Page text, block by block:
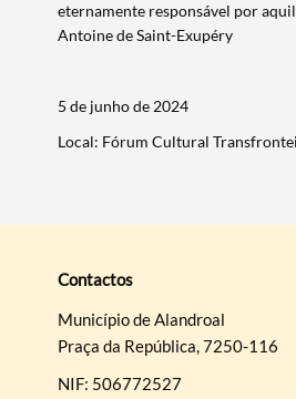
Categorias gerais
eternamente responsável por
Antoine de Saint-Exupéry
5 de junho de 2024
Local: Fórum Cultural
Contactos
Município de Alandroal
Praça da República, 7250-116
NIF: 506772527